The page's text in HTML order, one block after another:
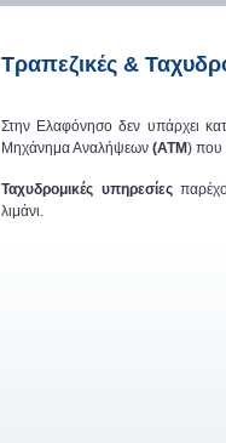
Τραπεζικές &
Στην Ελαφόνησο δεν υπάρχει
Μηχάνημα Αναλήψεων (ΑΤΜ) που
Ταχυδρομικές υπηρεσίες
λιμάνι.